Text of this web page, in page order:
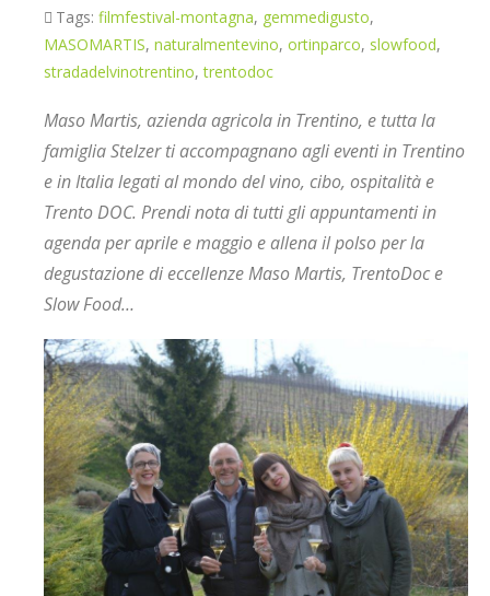
Tags: filmfestival-montagna, gemmedigusto,
MASOMARTIS, naturalmentevino, ortinparco, slowfood,
stradadelvinotrentino,trentodoc
Maso Martis, azienda agricola in Trentino, e tutta la
famiglia Stelzer ti accompagnano agli eventi in Trentino
e in Italia legati al mondo del vino, cibo, ospitalità e
Trento DOC. Prendi nota di tutti gli appuntamenti in
agenda per aprile e maggio e allena il polso per la
degustazione di eccellenze Maso Martis, TrentoDoc e
Slow Food…